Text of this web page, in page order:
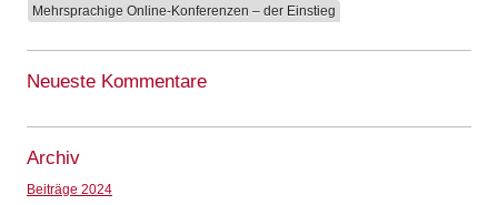
Mehrsprachige Online-Konferenzen – der Einstieg
Neueste Kommentare
Archiv
Beiträge 2024